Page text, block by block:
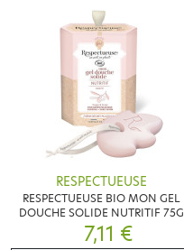
RESPECTUEUSE
RESPECTUEUSE BIO MON GEL
DOUCHE SOLIDE NUTRITIF 75G
7,11 €